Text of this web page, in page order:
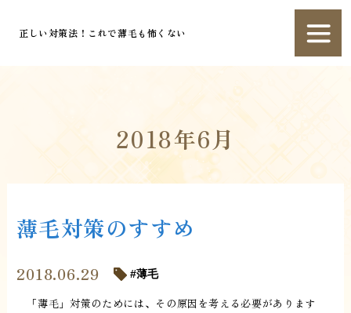
正しい対策法！これで薄毛も怖くない
2018年6月
薄毛対策のすすめ
2018.06.29 薄毛
「薄毛」対策のためには、その原因を考える必要があります